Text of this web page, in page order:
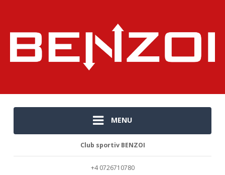
MENU
Club sportiv BENZOI
+4 0726710780